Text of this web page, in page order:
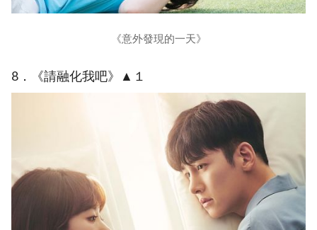
《意外發現的一天》
8．《請融化我吧》▲１